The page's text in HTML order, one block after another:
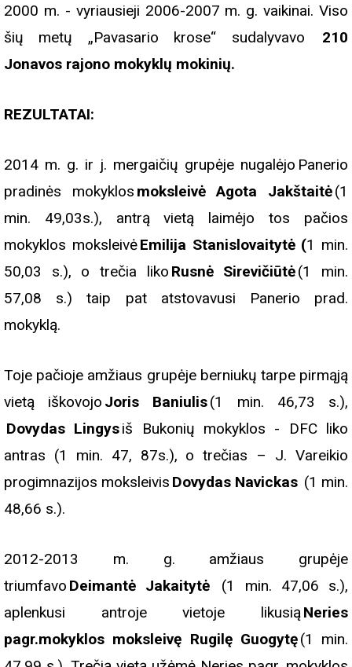
2000 m. - vyriausieji 2006-2007 m. g. vaikinai. Viso
šių metų „Pavasario krose“ sudalyvavo
210
Jonavos rajono mokyklų mokinių.
REZULTATAI:
2014 m. g. ir j. mergaičių grupėje nugalėjo Panerio
pradinės mokyklos moksleivė Agota Jakštaitė(1
min. 49,03s.), antrą vietą laimėjo tos pačios
mokyklos moksleivėEmilija Stanislovaitytė (1 min.
50,03 s.), o trečia liko Rusnė Sirevičiūtė(1 min.
57,08 s.) taip pat atstovavusi Panerio prad.
mokyklą.
Toje pačioje amžiaus grupėje berniukų tarpe pirmąją
vietą iškovojo Joris Baniulis(1 min. 46,73 s.),
Dovydas Lingysiš Bukonių mokyklos - DFC liko
antras (1 min. 47, 87s.), o trečias – J. Vareikio
progimnazijos moksleivis Dovydas Navickas (1 min.
48,66 s.).
2012-2013 m. g. amžiaus grupėje
triumfavo Deimantė Jakaitytė (1 min. 47,06 s.),
aplenkusi antroje vietoje likusiąNeries
pagr.mokyklos moksleivę Rugilę Guogytę(1 min.